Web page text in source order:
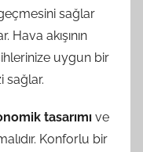
sağlar
akışının
uygun bir
sağlar.
tasarımı ve
Konforlu bir